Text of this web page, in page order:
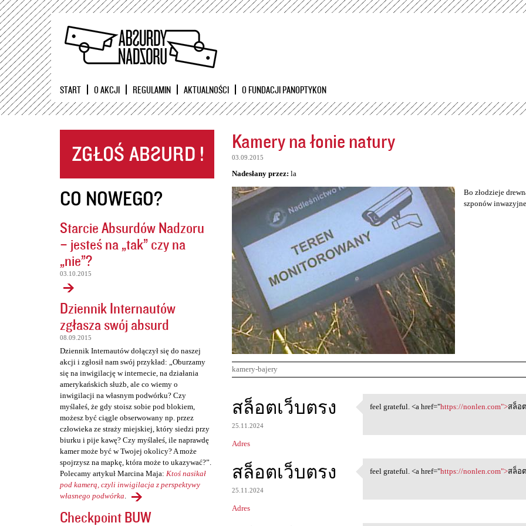
Przejdź
START O AKCJI REGULAMIN AKTUALNOŚCI O FUNDACJI PANOPTYKON
CO NOWEGO?
Starcie Absurdów Nadzoru
– jesteś na „tak” czy na
„nie”?
03.10.2015
Dziennik Internautów
zgłasza swój absurd
08.09.2015
Dziennik Internautów dołączył się do naszej
akcji i zgłosił nam swój przykład: „Oburzamy
się na inwigilację w internecie, na działania
amerykańskich służb, ale co wiemy o
inwigilacji na własnym podwórku? Czy
myślałeś, że gdy stoisz sobie pod blokiem,
możesz być ciągle obserwowany np. przez
człowieka ze straży miejskiej, który siedzi przy
biurku i pije kawę? Czy myślałeś, ile naprawdę
kamer może być w Twojej okolicy? A może
spojrzysz na mapkę, która może to ukazywać?”.
Polecamy artykuł Marcina Maja: Ktoś nasikał
pod kamerą, czyli inwigilacja z perspektywy
własnego podwórka.
Checkpoint BUW
Kamery na łonie natury
03.09.2015
Nadesłany przez: la
Bo złodzieje
szponów
kamery-bajery
K
o
m
e
n
t
r
สล็อตเว็บตรง
25.11.2024
Adres
feel grateful. <a href=
feel grateful. <a href="https://nonlen.com">สล็อ
สล็อตเว็บตรง
25.11.2024
Adres
feel grateful. <a href=
feel grateful. <a href="https://nonlen.com">สล็อ